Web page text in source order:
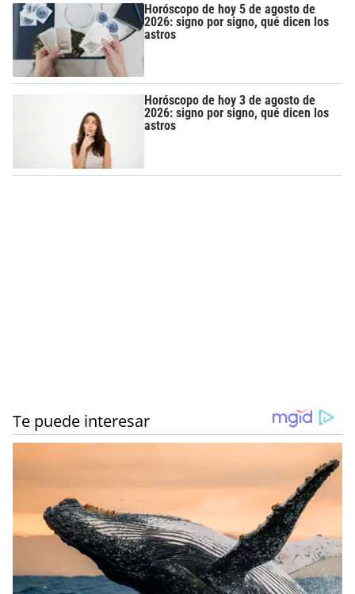
Horóscopo de hoy 5 de agosto de
2026: signo por signo, qué dicen los
astros
Horóscopo de hoy 3 de agosto de
2026: signo por signo, qué dicen los
astros